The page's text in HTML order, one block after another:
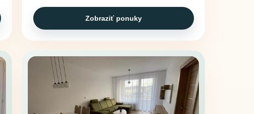
Zobraziť ponuky